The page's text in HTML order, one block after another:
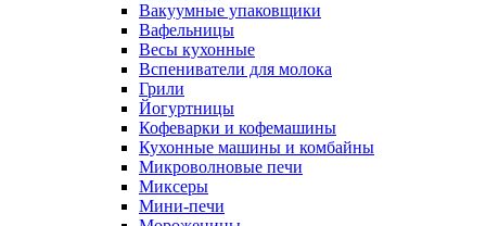
Вакуумные упаковщики
Вафельницы
Весы кухонные
Вспениватели для молока
Грили
Йогуртницы
Кофеварки и кофемашины
Кухонные машины и комбайны
Микроволновые печи
Миксеры
Мини-печи